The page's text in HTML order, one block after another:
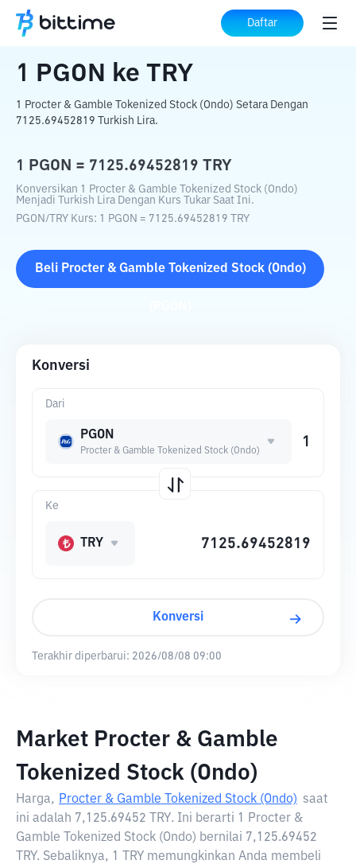
Daftar
Beranda Konverter Kripto TRY
1 PGON ke TRY
1 Procter & Gamble Tokenized Stock (Ondo) Setara Dengan
7125.69452819 Turkish Lira.
1 PGON = 7125.69452819 TRY
Konversikan 1 Procter & Gamble Tokenized Stock (Ondo)
Menjadi Turkish Lira Dengan Kurs Tukar Saat Ini.
PGON/ TRY Kurs: 1 PGON = 7125.69452819 TRY
Beli Procter & Gamble Tokenized Stock (Ondo)
Konversi
Dari
PGON
Procter & Gamble Tokenized Stock (Ondo)
Ke
TRY
Konversi
Terakhir diperbarui: 2026/08/08 09:00
Market Procter & Gamble
Tokenized Stock (Ondo)
Harga, Procter & Gamble Tokenized Stock (Ondo) saat
ini adalah 7,125.69452 TRY. Ini berarti 1 Procter &
Gamble Tokenized Stock (Ondo) bernilai 7,125.69452
TRY. Sebaliknya, 1 TRY memungkinkan Anda membeli